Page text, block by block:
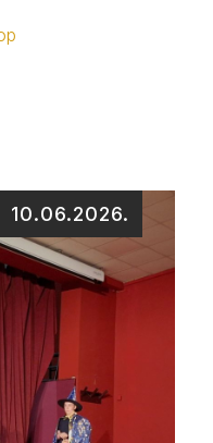
10.06.2026.